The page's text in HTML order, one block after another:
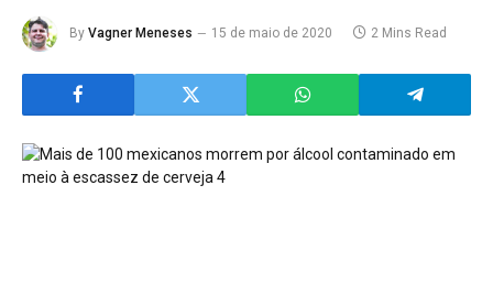
By Vagner Meneses 15 de maio de 2020 2 Mins Read